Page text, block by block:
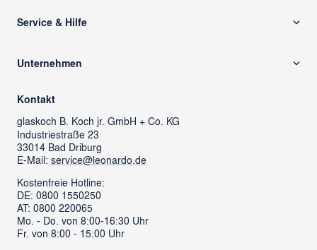
Unternehmen
Über uns
glass cube
LEONARDO News
Karriere
Verantwortung
ProSales Gastronomie
LIVING Möbel
Newsletter
Service & Hilfe
Kontaktformular
Ansprechpartner & Presse
LEONARDO Firmengeschenke
FAQs
Händlersuche
Retoure anmelden
Vertrag widerrufen
Kontakt
glaskoch B. Koch jr. GmbH + Co. KG
Industriestraße 23
33014 Bad Driburg
E-Mail: service@leonardo.de
Kostenfreie Hotline:
DE: 0800 1550250
AT: 0800 220065
Mo. - Do. von 8:00-16:30 Uhr
Fr. von 8:00 - 15:00 Uhr